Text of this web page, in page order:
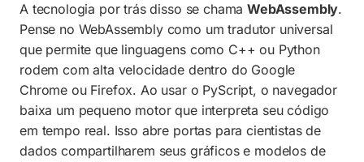
A tecnologia por trás disso se chamaWebAssembly.
Pense no WebAssembly como um tradutor universal
que permite que linguagens como C++ ou Python
rodem com alta velocidade dentro do Google
Chrome ou Firefox. Ao usar o PyScript, o navegador
baixa um pequeno motor que interpreta seu código
em tempo real. Isso abre portas para cientistas de
dados compartilharem seus gráficos e modelos de